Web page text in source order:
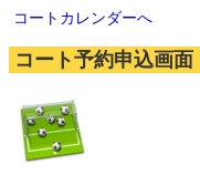
コートカレンダーへ
コート予約申込画面